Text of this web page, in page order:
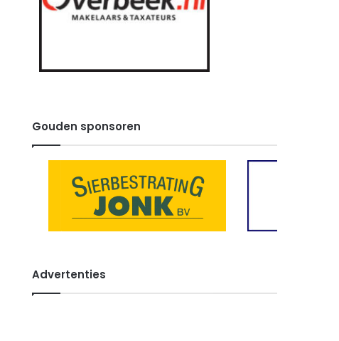
Gouden sponsoren
Advertenties